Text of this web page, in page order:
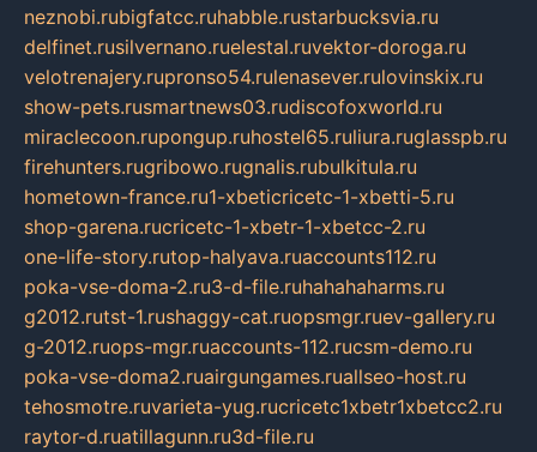
neznobi.rubigfatcc.ruhabble.rustarbucksvia.ru
delfinet.rusilvernano.ruelestal.ruvektor-doroga.ru
velotrenajery.rupronso54.rulenasever.rulovinskix.ru
show-pets.rusmartnews03.rudiscofoxworld.ru
miraclecoon.rupongup.ruhostel65.ruliura.ruglasspb.ru
firehunters.rugribowo.rugnalis.rubulkitula.ru
hometown-france.ru1-xbeticricetc-1-xbetti-5.ru
shop-garena.rucricetc-1-xbetr-1-xbetcc-2.ru
one-life-story.rutop-halyava.ruaccounts112.ru
poka-vse-doma-2.ru3-d-file.ruhahahaharms.ru
g2012.rutst-1.rushaggy-cat.ruopsmgr.ruev-gallery.ru
g-2012.ruops-mgr.ruaccounts-112.rucsm-demo.ru
poka-vse-doma2.ruairgungames.ruallseo-host.ru
tehosmotre.ruvarieta-yug.rucricetc1xbetr1xbetcc2.ru
raytor-d.ruatillagunn.ru3d-file.ru